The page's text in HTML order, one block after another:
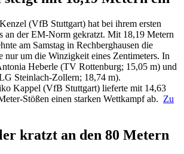
(VfB Stuttgart) hat bei ihrem ersten
an der EM-Norm gekratzt. Mit 18,19 Metern
am Samstag in Rechberghausen die
nur um die Winzigkeit eines Zentimeters. In
Heberle (TV Rottenburg; 15,05 m) und
Steinlach-Zollern; 18,74 m).
Kappel (VfB Stuttgart) lieferte mit 14,63
Stößen einen starken Wettkampf ab. Zu
kratzt an den 80 Metern